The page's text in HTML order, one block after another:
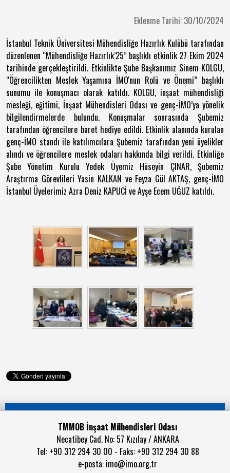
Eklenme Tarihi: 30/10/2024
İstanbul Teknik Üniversitesi Mühendisliğe Hazırlık Kulübü tarafından
düzenlenen “Mühendisliğe Hazırlık’25” başlıklı etkinlik 27 Ekim 2024
tarihinde gerçekleştirildi. Etkinlikte Şube Başkanımız Sinem KOLGU,
“Öğrencilikten Meslek Yaşamına İMO'nun Rolü ve Önemi” başlıklı
sunumu ile konuşmacı olarak katıldı. KOLGU, inşaat mühendisliği
mesleği, eğitimi, İnşaat Mühendisleri Odası ve genç-İMO’ya yönelik
bilgilendirmelerde bulundu. Konuşmalar sonrasında Şubemiz
tarafından öğrencilere baret hediye edildi. Etkinlik alanında kurulan
genç-İMO standı ile katılımcılara Şubemiz tarafından yeni üyelikler
alındı ve öğrencilere meslek odaları hakkında bilgi verildi. Etkinliğe
Şube Yönetim Kurulu Yedek Üyemiz Hüseyin ÇINAR, Şubemiz
Araştırma Görevlileri Yasin KALKAN ve Feyza Gül AKTAŞ, genç-İMO
İstanbul Üyelerimiz Azra Deniz KAPUCİ ve Ayşe Ecem UĞUZ katıldı.
TMMOB İnşaat Mühendisleri Odası
Necatibey Cad. No: 57 Kızılay / ANKARA
Tel: +90 312 294 30 00 - Faks: +90 312 294 30 88
e-posta: imo@imo.org.tr